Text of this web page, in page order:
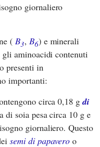
giornaliero
( B3, B6) e minerali
gli aminoacidi contenuti
presenti in
importanti:
circa 0,18 gdi
di soia pesa circa 10 g e
giornaliero. Questo
semi di papavero o